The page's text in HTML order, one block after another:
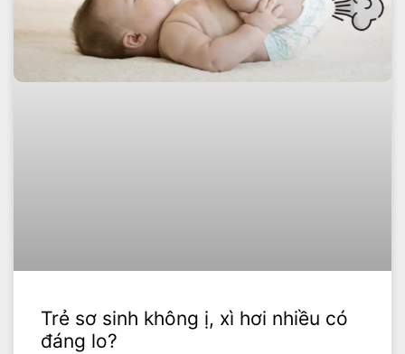
Trẻ sơ sinh không ị, xì hơi nhiều có
đáng lo?